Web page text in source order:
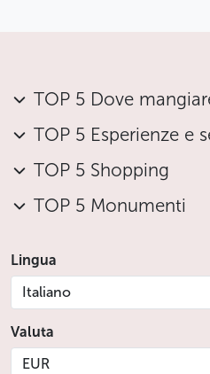
TOP 5 Dove
TOP 5 Esperienze e
TOP 5 Shopping
TOP 5 Monumenti
Lingua
Italiano
Valuta
EUR